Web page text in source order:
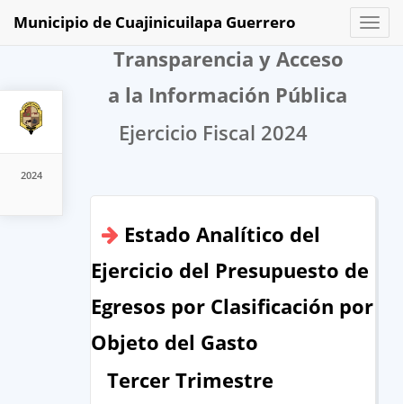
2024
Toggle
Municipio de Cuajinicuilapa Guerrero
Transparencia y Acceso
a la Información Pública
Ejercicio Fiscal 2024
Estado Analítico del
Ejercicio del Presupuesto de
Egresos por Clasificación por
Objeto del Gasto
Tercer Trimestre